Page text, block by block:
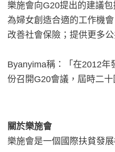
樂施會向G20提出的建議
為婦女創造合適的工作機
改善社會保險；提供更多
Byanyima稱：「在2012年
份召開G20會議，屆時二
關於樂施會
樂施會是一個國際扶貧發